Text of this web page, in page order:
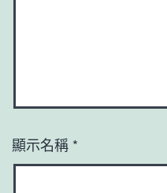
顯示名稱 *